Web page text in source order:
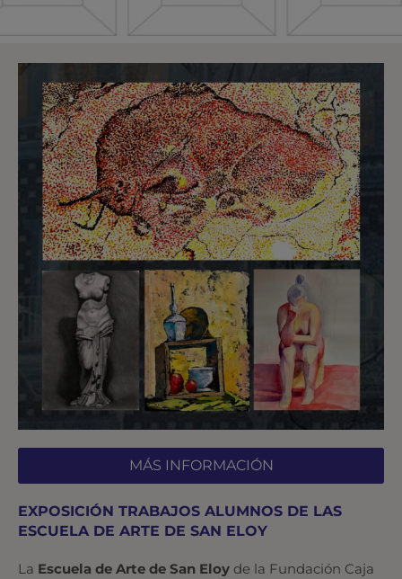
MÁS INFORMACIÓN
EXPOSICIÓN TRABAJOS ALUMNOS DE LAS
ESCUELA DE ARTE DE SAN ELOY
La Escuela de Arte de San Eloy de la Fundación Caja